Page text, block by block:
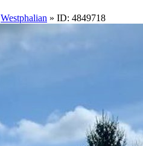
Westphalian » ID: 4849718